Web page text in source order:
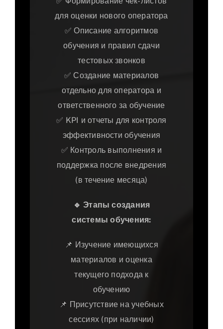
для оценки нового оператора
✅ Описание алгоритмов
обучения и правил сдачи
тестовых звонков
✅ Создание материалов
отдельно для оператора и
ответственного за обучение
✅ KPI и отчеты для контроля
эффективности обучения
✅ Контроль выполнения и
поддержка после внедрения
(в течение месяца)
🔹 Этапы создания
системы обучения:
📌 Изучение имеющихся
материалов и оценка
текущего подхода к
обучению
📌 Присутствие на учебных
сессиях (при наличии)